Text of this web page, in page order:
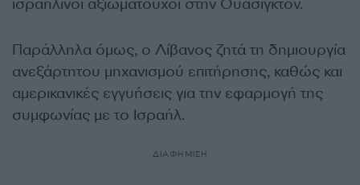
ισραηλινοί αξιωματούχοι στην Ουάσιγκτον.
Παράλληλα όμως, ο Λίβανος ζητά τη δημιουργία
ανεξάρτητου μηχανισμού επιτήρησης, καθώς και
αμερικανικές εγγυήσεις για την εφαρμογή της
συμφωνίας με το Ισραήλ.
ΔΙΑΦΗΜΙΣΗ